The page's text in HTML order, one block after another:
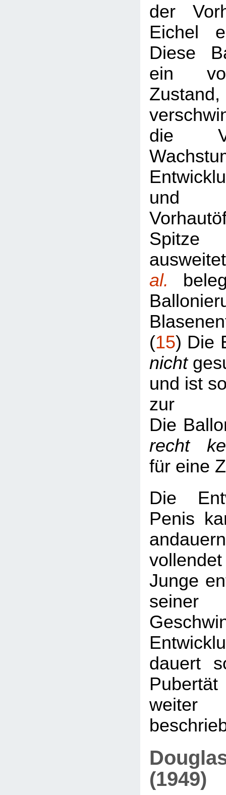
der
Eichel
Diese
ein
die
und
Spitze
al.
(15) Die
nicht
und ist
zur
Die
recht
für eine
Die
Penis
Junge
seiner
dauert
(1949)